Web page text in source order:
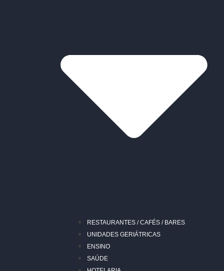
RESTAURANTES / CAFÉS / BARES
UNIDADES GERIÁTRICAS
ENSINO
SAÚDE